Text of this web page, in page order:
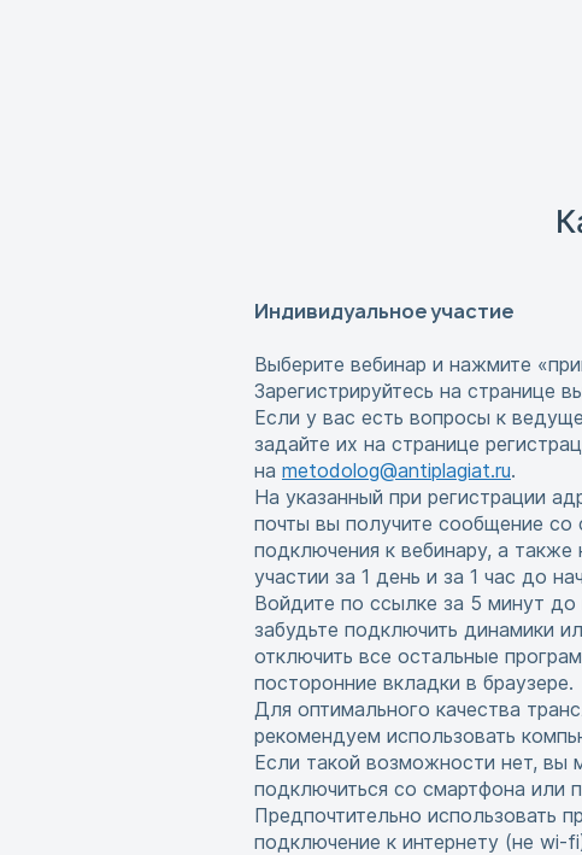
Индивидуальное участие
Выберите вебинар и нажмите
Зарегистрируйтесь на странице
Если у вас есть вопросы к
задайте их на странице
на metodolog@antiplagiat.ru.
На указанный при регистрации
почты вы получите сообщение со
подключения к вебинару, а также
участии за 1 день и за 1 час до
Войдите по ссылке за 5 минут до
забудьте подключить динамики
отключить все остальные
посторонние вкладки в браузере.
Для оптимального качества
рекомендуем использовать
Если такой возможности нет, вы
подключиться со смартфона или
Предпочтительно использовать
подключение к интернету (не wi-